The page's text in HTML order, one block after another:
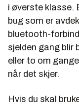
i øverste klasse.
bug som er
bluetooth-
sjelden gang blir
eller to om
når det skjer.
Hvis du skal